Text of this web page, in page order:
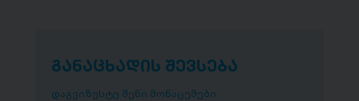
განაცხადის შევსება
დაგვიზუსტე შენი მონაცემები